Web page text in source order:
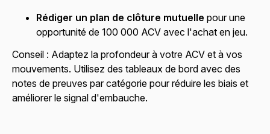
Rédiger un plan de clôture mutuelle pour une
opportunité de 100 000 ACV avec l'achat en jeu.
Conseil : Adaptez la profondeur à votre ACV et à vos
mouvements. Utilisez des tableaux de bord avec des
notes de preuves par catégorie pour réduire les biais et
améliorer le signal d'embauche.